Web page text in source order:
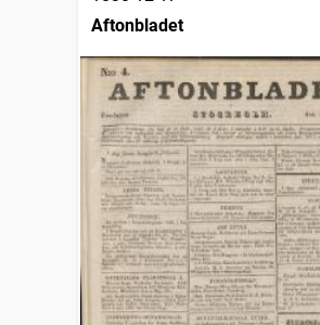
Aftonbladet